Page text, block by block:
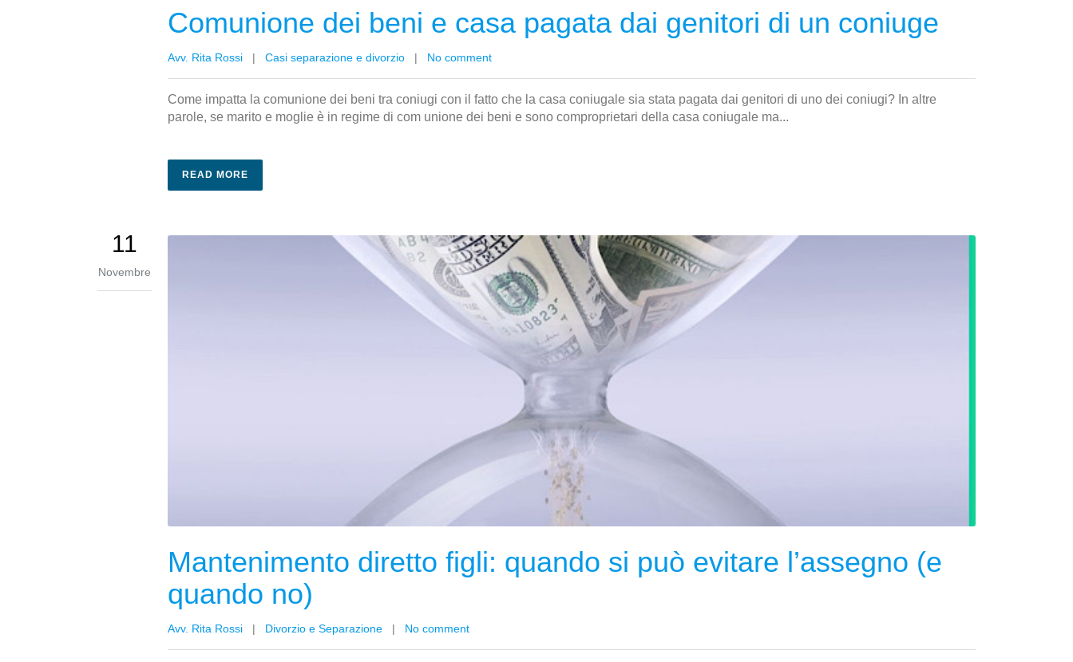
Comunione dei beni e casa pagata dai genitori di un coniuge
Avv. Rita Rossi | Casi separazione e divorzio | No comment
Come impatta la comunione dei beni tra coniugi con il fatto che la casa coniugale sia stata pagata dai genitori di uno dei coniugi? In altre
parole, se marito e moglie è in regime di com unione dei beni e sono comproprietari della casa coniugale ma...
READ MORE
11
Novembre
Mantenimento diretto figli: quando si può evitare l’assegno (e
quando no)
Avv. Rita Rossi | Divorzio e Separazione | No comment